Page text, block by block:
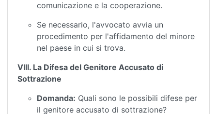
comunicazione e la cooperazione.
Se necessario, l'avvocato avvia un
procedimento per l'affidamento del minore
nel paese in cui si trova.
VIII. La Difesa del Genitore Accusato di
Sottrazione
Domanda: Quali sono le possibili difese per
il genitore accusato di sottrazione?